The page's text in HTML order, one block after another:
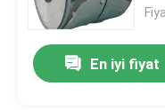
En iyi fiyat